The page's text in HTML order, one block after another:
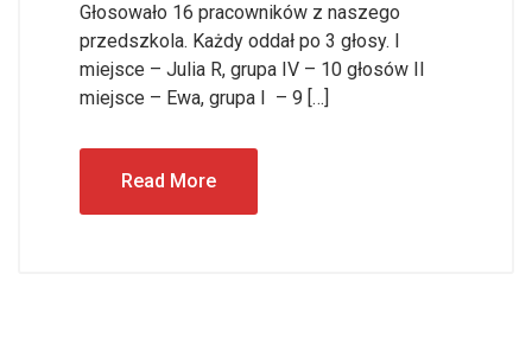
Głosowało 16 pracowników z naszego
przedszkola. Każdy oddał po 3 głosy. I
miejsce – Julia R, grupa IV – 10 głosów II
miejsce – Ewa, grupa I – 9 […]
Read More